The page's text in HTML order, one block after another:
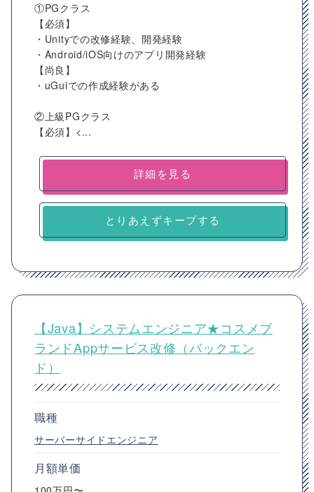
①PGクラス
【必須】
・Unityでの改修経験、開発経験
・Android/iOS向けのアプリ開発経験
【尚良】
・uGuiでの作成経験がある
②上級PGクラス
【必須】<...
詳細を見る
とりあえずキープする
【Java】システムエンジニア★コスメブ
ランドAppサービス改修（バックエン
ド）
職種
サーバーサイドエンジニア
月額単価